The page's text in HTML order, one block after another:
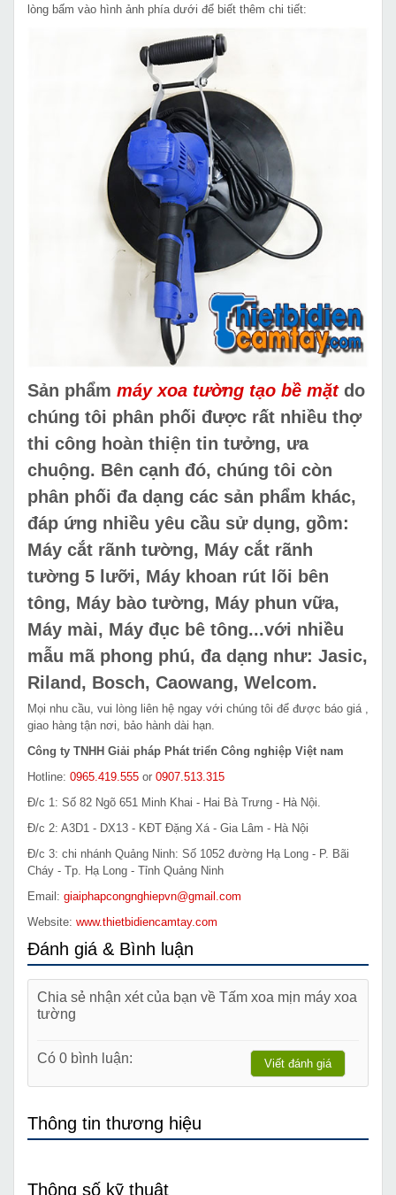
lòng bấm vào hình ảnh phía dưới để biết thêm chi tiết:
Sản phẩm máy xoa tường tạo bề mặt do
chúng tôi phân phối được rất nhiều thợ
thi công hoàn thiện tin tưởng, ưa
chuộng. Bên cạnh đó, chúng tôi còn
phân phối đa dạng các sản phẩm khác,
đáp ứng nhiều yêu cầu sử dụng, gồm:
Máy cắt rãnh tường, Máy cắt rãnh
tường 5 lưỡi, Máy khoan rút lõi bên
tông, Máy bào tường, Máy phun vữa,
Máy mài, Máy đục bê tông...với nhiều
mẫu mã phong phú, đa dạng như: Jasic,
Riland, Bosch, Caowang, Welcom.
Mọi nhu cầu, vui lòng liên hệ ngay với chúng tôi để được báo giá ,
giao hàng tận nơi, bảo hành dài hạn.
Công ty TNHH Giải pháp Phát triển Công nghiệp Việt nam
Hotline: 0965.419.555 or 0907.513.315
Đ/c 1: Số 82 Ngõ 651 Minh Khai - Hai Bà Trưng - Hà Nội.
Đ/c 2: A3D1 - DX13 - KĐT Đặng Xá - Gia Lâm - Hà Nội
Đ/c 3: chi nhánh Quảng Ninh: Số 1052 đường Hạ Long - P. Bãi
Cháy - Tp. Hạ Long - Tỉnh Quảng Ninh
Email: giaiphapcongnghiepvn@gmail.com
Website: www.thietbidiencamtay.com
Đánh giá & Bình luận
Chia sẻ nhận xét của bạn về Tấm xoa mịn máy xoa
tường
Có 0 bình luận: Viết đánh giá
Thông tin thương hiệu
Thông số kỹ thuật